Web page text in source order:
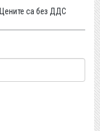
Цените са без ДДС